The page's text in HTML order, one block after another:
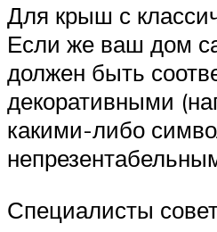
Для крыш с
Если же ваш дом
должен быть
декоративными
какими-либо
Специалисты